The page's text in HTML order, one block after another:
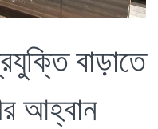
বাড়াতে
আহ্বান